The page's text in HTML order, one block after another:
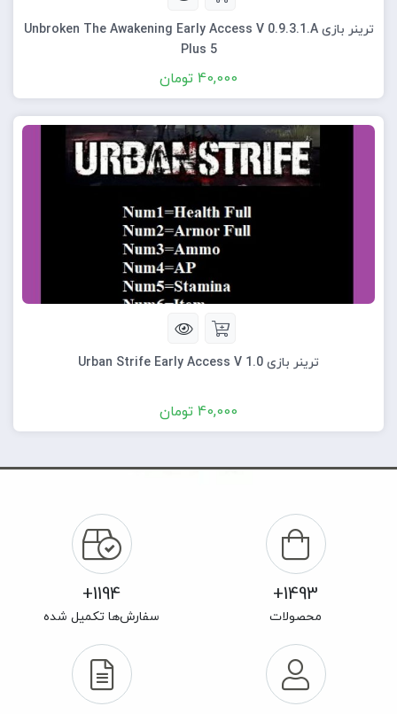
ترینر بازی Unbroken The Awakening Early Access V 0.9.3.1.A
Plus 5
40,000 تومان
ترینر بازی Urban Strife Early Access V 1.0
40,000 تومان
1493+
محصولات
1194+
سفارش‌ها تکمیل شده